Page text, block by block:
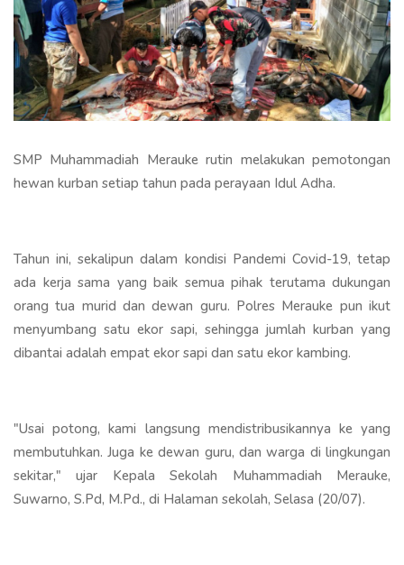
SMP Muhammadiah Merauke rutin melakukan pemotongan
hewan kurban setiap tahun pada perayaan Idul Adha.
Tahun ini, sekalipun dalam kondisi Pandemi Covid-19, tetap
ada kerja sama yang baik semua pihak terutama dukungan
orang tua murid dan dewan guru. Polres Merauke pun ikut
menyumbang satu ekor sapi, sehingga jumlah kurban yang
dibantai adalah empat ekor sapi dan satu ekor kambing.
"Usai potong, kami langsung mendistribusikannya ke yang
membutuhkan. Juga ke dewan guru, dan warga di lingkungan
sekitar," ujar Kepala Sekolah Muhammadiah Merauke,
Suwarno, S.Pd, M.Pd., di Halaman sekolah, Selasa (20/07).